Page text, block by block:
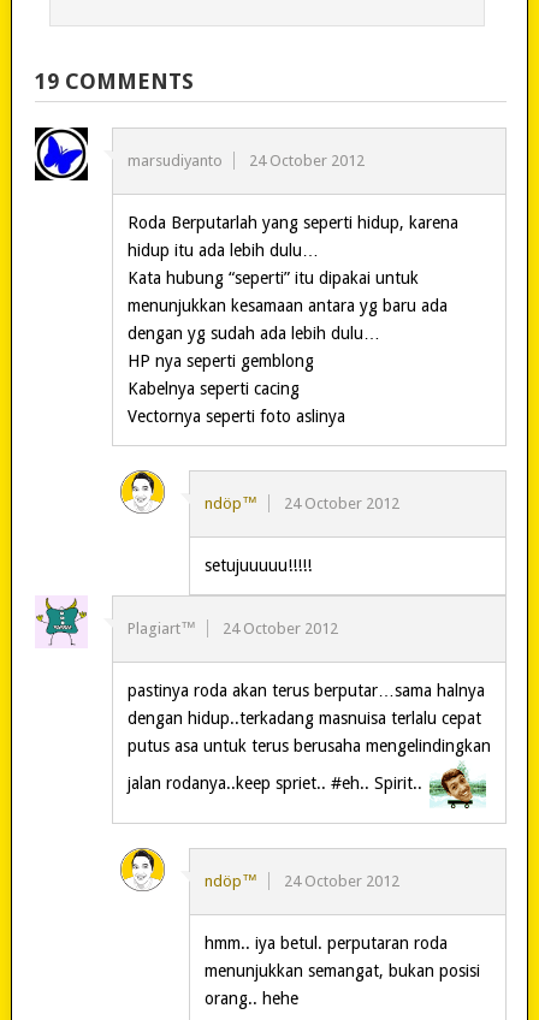
19 COMMENTS
marsudiyanto 24 October 2012
Roda Berputarlah yang seperti hidup, karena
hidup itu ada lebih dulu…
Kata hubung “seperti” itu dipakai untuk
menunjukkan kesamaan antara yg baru ada
dengan yg sudah ada lebih dulu…
HP nya seperti gemblong
Kabelnya seperti cacing
Vectornya seperti foto aslinya
ndöp™ 24 October 2012
setujuuuuu!!!!!
Plagiart™ 24 October 2012
pastinya roda akan terus berputar…sama halnya
dengan hidup..terkadang masnuisa terlalu cepat
putus asa untuk terus berusaha mengelindingkan
jalan rodanya..keep spriet.. #eh.. Spirit..
ndöp™ 24 October 2012
hmm.. iya betul. perputaran roda
menunjukkan semangat, bukan posisi
orang.. hehe